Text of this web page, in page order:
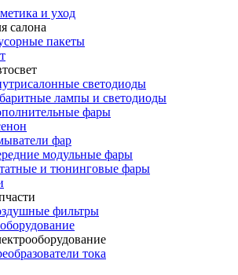
и уход
салона
пакеты
светодиоды
лампы и светодиоды
фары
фар
модульные фары
и тюнинговые фары
фильтры
тока